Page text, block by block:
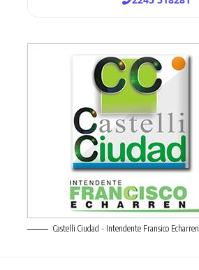
Castelli Ciudad - Intendente Fransico Echarren